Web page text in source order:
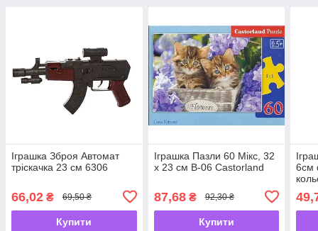
Іграшка Зброя Автомат
тріскачка 23 см 6306
66,02 ₴ 69,50 ₴
Купити
Іграшка Пазли 60 Мікс, 32
х 23 см В-06 Castorland
87,68₴ 92,30 ₴
Купити
6см